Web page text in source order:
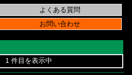
1 件目を表示中